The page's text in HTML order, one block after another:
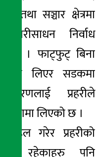
तथा सञ्चार क्षेत्रमा
सवारीसाधन निर्वाध
छन् । फाट्फुट् बिना
लिएर सडकमा
प्रहरीले
लिएको छ ।
गरेर प्रहरीको
रहेकाहरु पनि